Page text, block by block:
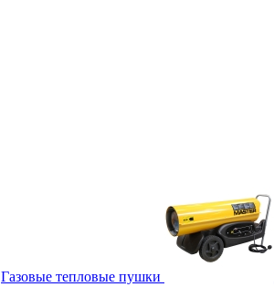
Газовые тепловые пушки